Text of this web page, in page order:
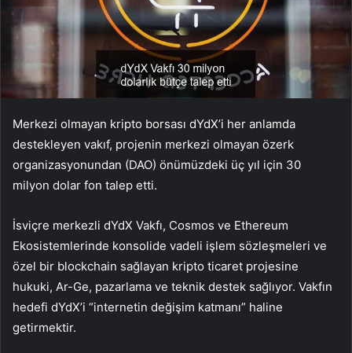
Merkezi olmayan kripto borsası dYdX’i her anlamda
destekleyen vakıf, projenin merkezi olmayan özerk
organizasyonundan (DAO) önümüzdeki üç yıl için 30
milyon dolar fon talep etti.
İsviçre merkezli dYdX Vakfı, Cosmos ve Ethereum
Ekosistemlerinde konsolide vadeli işlem sözleşmeleri ve
özel bir blockchain sağlayan kripto ticaret projesine
hukuki, Ar-Ge, pazarlama ve teknik destek sağlıyor. Vakfın
hedefi dYdX’i “internetin değişim katmanı” haline
getirmektir.